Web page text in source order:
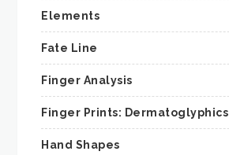
Elements
Fate Line
Finger Analysis
Finger Prints: Dermatoglyphics
Hand Shapes